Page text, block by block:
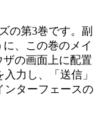
の第3巻です。副
、この巻のメイ
の画面上に配置
力し、「送信」
ンターフェースの